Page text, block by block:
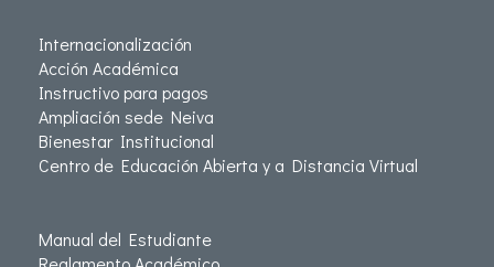
Internacionalización
Acción Académica
Instructivo para pagos
Ampliación sede Neiva
Bienestar Institucional
Centro de Educación Abierta y a Distancia Virtual
Manual del Estudiante